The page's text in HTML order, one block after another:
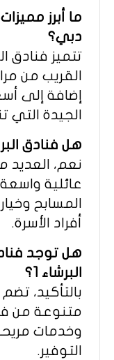
دبي؟
القريب من
إضافة إلى
الجيدة التي
هل فنادق البرشاء 1 مناسبة
عائلية
المسابح
أفراد الأسرة.
هل توجد
البرشاء 1؟
بالتأكيد،
وخدمات
التوفير.